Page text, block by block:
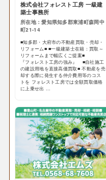
株式会社フォレスト工房 一級建
築士事務所
所在地：愛知県知多郡東浦町森岡中
町21-14
■知多郡・大府市の不動産買取・売却・
リフォーム■ ■一級建築士在籍：買取～
リフォームまで幅広くご提案■
『フォレスト工房の強み』 ■自社施工
の建設用地を直接高価買取■ 不動産を売
却する際に発生する仲介費用等のコス
トを フォレスト工房では全額買取価格
に上乗せ出 ...